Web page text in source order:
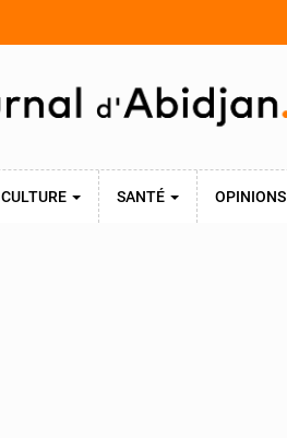
CULTURE SANTÉ OPINIONS